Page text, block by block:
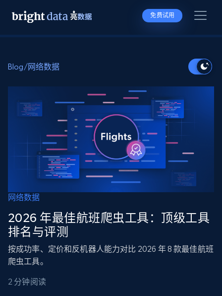
免费试用
Blog/网络数据
网络数据
2026 年最佳航班爬虫工具：顶级工具
排名与评测
按成功率、定价和反机器人能力对比 2026 年 8 款最佳航班
爬虫工具。
2 分钟阅读